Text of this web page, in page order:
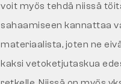
voit myös tehdä niissä
sahaamiseen kannattaa
materiaalista, joten ne
kaksi vetoketjutaskua